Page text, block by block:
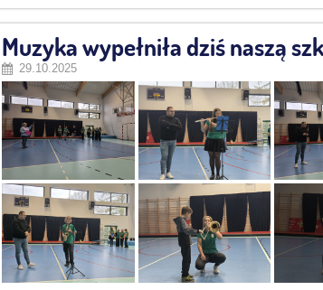
NA
POLITECHNICE
CZĘSTOCHOWSKIEJ:
Muzyka wypełniła dziś naszą
29.10.2025